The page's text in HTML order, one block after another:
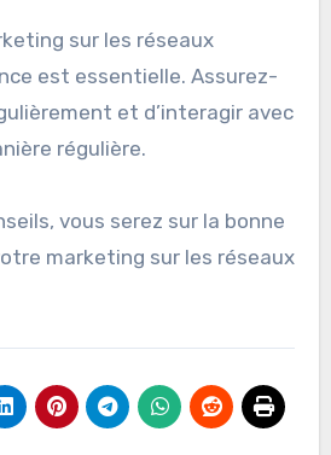
sur les réseaux
est essentielle. Assurez-
et d’interagir avec
régulière.
vous serez sur la bonne
marketing sur les réseaux